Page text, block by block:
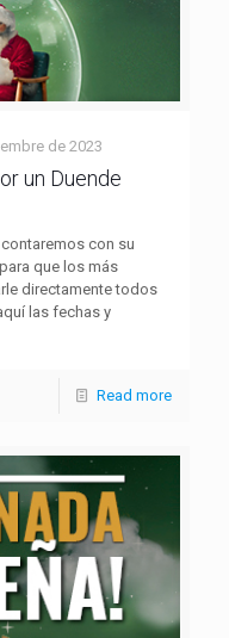
de 2023
un Duende
con su
que los más
directamente todos
las fechas y
Read more